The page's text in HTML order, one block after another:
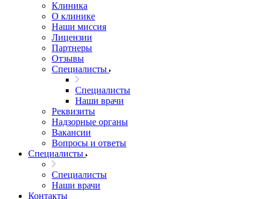
Клиника
О клинике
Наши миссия
Лицензии
Партнеры
Отзывы
Специалисты
Специалисты
Наши врачи
Реквизиты
Надзорные органы
Вакансии
Вопросы и ответы
Специалисты
Специалисты
Наши врачи
Контакты